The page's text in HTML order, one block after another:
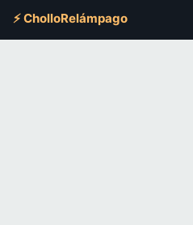
⚡ CholloRelámpago